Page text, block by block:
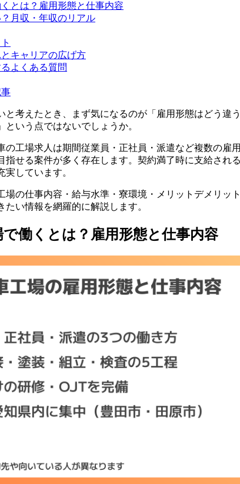
とは？雇用形態と仕事内容
月収・年収のリアル
キャリアの広げ方
よくある質問
と考えたとき、まず気になるのが「雇用形態はどう違
いう点ではないでしょうか。
の工場求人は期間従業員・正社員・派遣など複数の雇
指せる案件が多く存在します。契約満了時に支給され
しています。
場の仕事内容・給与水準・寮環境・メリットデメリッ
い情報を網羅的に解説します。
で働くとは？雇用形態と仕事内容